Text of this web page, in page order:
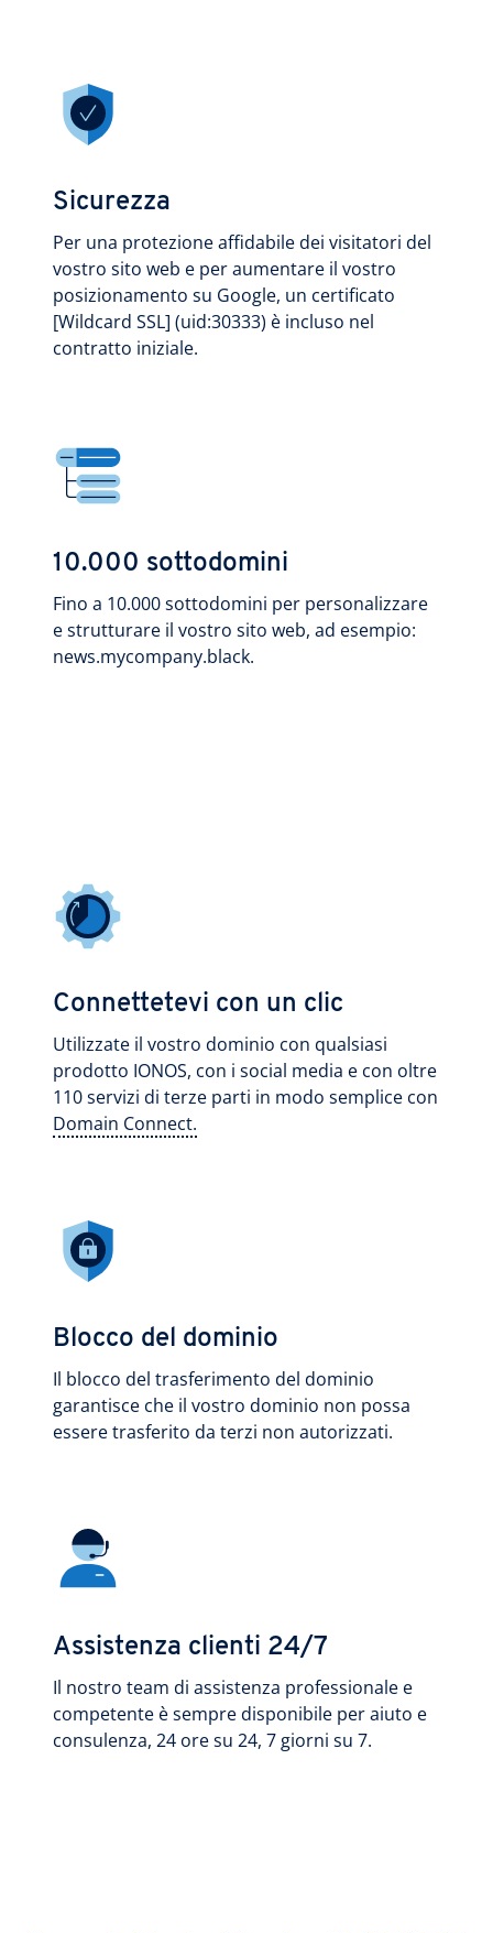
Sicurezza
Per una protezione affidabile dei visitatori del
vostro sito web e per aumentare il vostro
posizionamento su Google, un certificato
[Wildcard SSL] (uid:30333) è incluso nel
contratto iniziale.
10.000 sottodomini
Fino a 10.000 sottodomini per personalizzare
e strutturare il vostro sito web, ad esempio:
news.mycompany.black.
Connettetevi con un clic
Utilizzate il vostro dominio con qualsiasi
prodotto IONOS, con i social media e con oltre
110 servizi di terze parti in modo semplice con
Domain Connect.
Blocco del dominio
Il blocco del trasferimento del dominio
garantisce che il vostro dominio non possa
essere trasferito da terzi non autorizzati.
Assistenza clienti 24/7
Il nostro team di assistenza professionale e
competente è sempre disponibile per aiuto e
consulenza, 24 ore su 24, 7 giorni su 7.